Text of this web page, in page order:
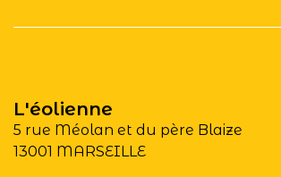
L'éolienne
5 rue Méolan et du père Blaize
13001 MARSEILLE